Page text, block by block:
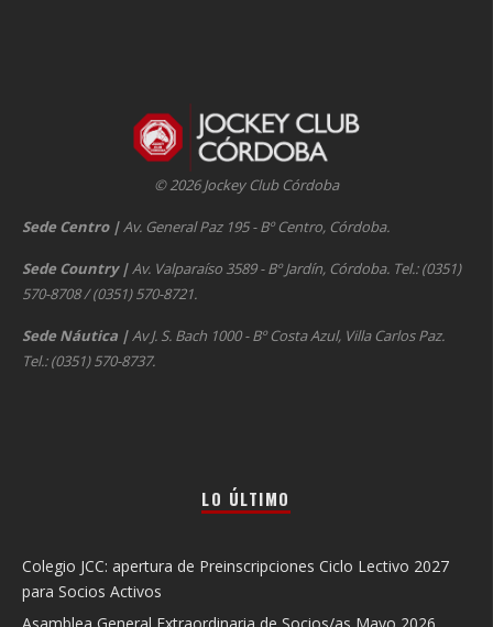
© 2026 Jockey Club Córdoba
Sede Centro |Av. General Paz 195 - Bº Centro, Córdoba.
Sede Country |Av. Valparaíso 3589 - Bº Jardín, Córdoba. Tel.: (0351)
570-8708 / (0351) 570-8721.
Sede Náutica |Av J. S. Bach 1000 - Bº Costa Azul, Villa Carlos Paz.
Tel.: (0351) 570-8737.
LO ÚLTIMO
Colegio JCC: apertura de Preinscripciones Ciclo Lectivo 2027
para Socios Activos